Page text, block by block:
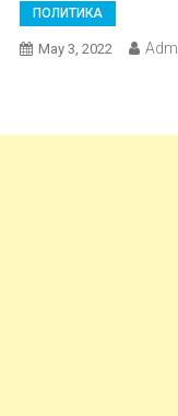
ПОЛИТИКА
May 3, 2022